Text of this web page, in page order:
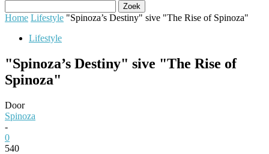
Home Lifestyle "Spinoza’s Destiny" sive "The Rise of Spinoza"
Lifestyle
"Spinoza’s Destiny" sive "The Rise of
Spinoza"
Door
Spinoza
-
0
540